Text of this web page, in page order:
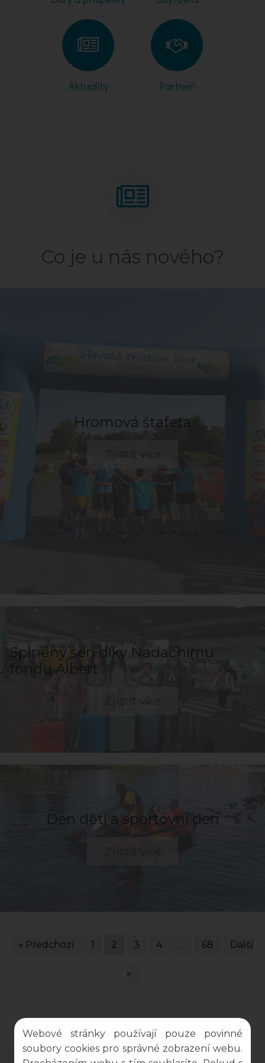
Aktuality Partneři
Co je u nás nového?
Hromová štafeta
Zjistit více
Splněný sen díky Nadačnímu
fondu Albert
Zjistit více
Den dětí a sportovní den
Zjistit více
« Předchozí 1 2 3 4 … 68 Další
»
Webové stránky používají pouze povinné
soubory cookies pro správné zobrazení webu.